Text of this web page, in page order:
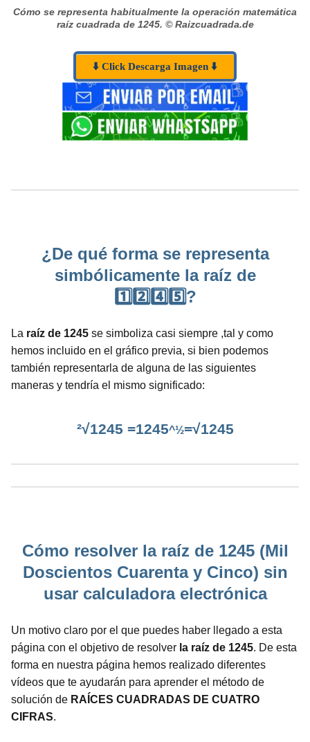
Cómo se representa habitualmente la operación matemática
raíz cuadrada de 1245. © Raizcuadrada.de
⬇️ Click Descarga Imagen ⬇️
¿De qué forma se representa
simbólicamente la raíz de
1️⃣2️⃣4️⃣5️⃣?
La raíz de 1245 se simboliza casi siempre ,tal y como
hemos incluido en el gráfico previa, si bien podemos
también representarla de alguna de las siguientes
maneras y tendría el mismo significado:
²√1245 =1245^½=√1245
Cómo resolver la raíz de 1245 (Mil
Doscientos Cuarenta y Cinco) sin
usar calculadora electrónica
Un motivo claro por el que puedes haber llegado a esta
página con el objetivo de resolver la raíz de 1245. De esta
forma en nuestra página hemos realizado diferentes
vídeos que te ayudarán para aprender el método de
solución de RAÍCES CUADRADAS DE CUATRO
CIFRAS.